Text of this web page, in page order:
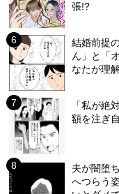
張!?
結婚前提
ん」と「
なたが理
「私が絶
額を注ぎ
夫が闇堕
へつらう